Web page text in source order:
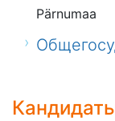
Pärnumaa